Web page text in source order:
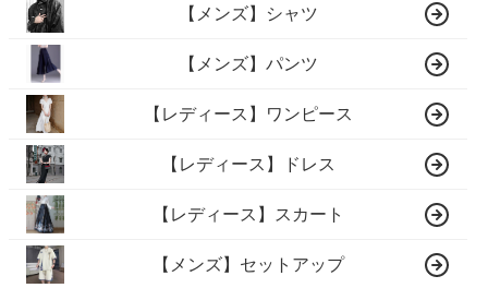
【メンズ】シャツ
【メンズ】パンツ
【レディース】ワンピース
【レディース】ドレス
【レディース】スカート
【メンズ】セットアップ